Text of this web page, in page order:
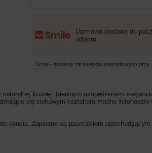
Darmowa dostawa do
odbioru
Smile - dostawy ze sklepów internetowych przy
naturalnej licowej. Idealnym uzupełnieniem
się ciekawym kształtem modne
okucia. Zapinane są paseczkiem